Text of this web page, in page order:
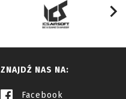
ZNAJDŹ NAS NA:
Facebook